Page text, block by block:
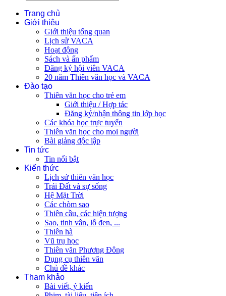
Trang chủ
Giới thiệu
Giới thiệu tổng quan
Lịch sử VACA
Hoạt động
Sách và ấn phẩm
Đăng ký hội viên VACA
20 năm Thiên văn học và VACA
Đào tạo
Thiên văn học cho trẻ em
Giới thiệu / Hợp tác
Đăng ký/nhận thông tin lớp học
Các khóa học trực tuyến
Thiên văn học cho mọi người
Bài giảng độc lập
Tin tức
Tin nổi bật
Kiến thức
Lịch sử thiên văn học
Trái Đất và sự sống
Hệ Mặt Trời
Các chòm sao
Thiên cầu, các hiện tượng
Sao, tinh vân, lỗ đen, ...
Thiên hà
Vũ trụ học
Thiên văn Phương Đông
Dụng cụ thiên văn
Chủ đề khác
Tham khảo
Bài viết, ý kiến